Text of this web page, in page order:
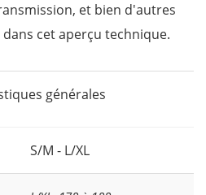
et bien d'autres
cet aperçu technique.
générales
S/M - L/XL